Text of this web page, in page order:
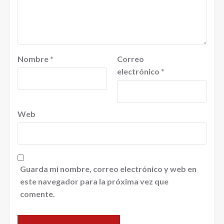
Nombre *
Correo
electrónico *
Web
Guarda mi nombre, correo electrónico y web en
este navegador para la próxima vez que
comente.